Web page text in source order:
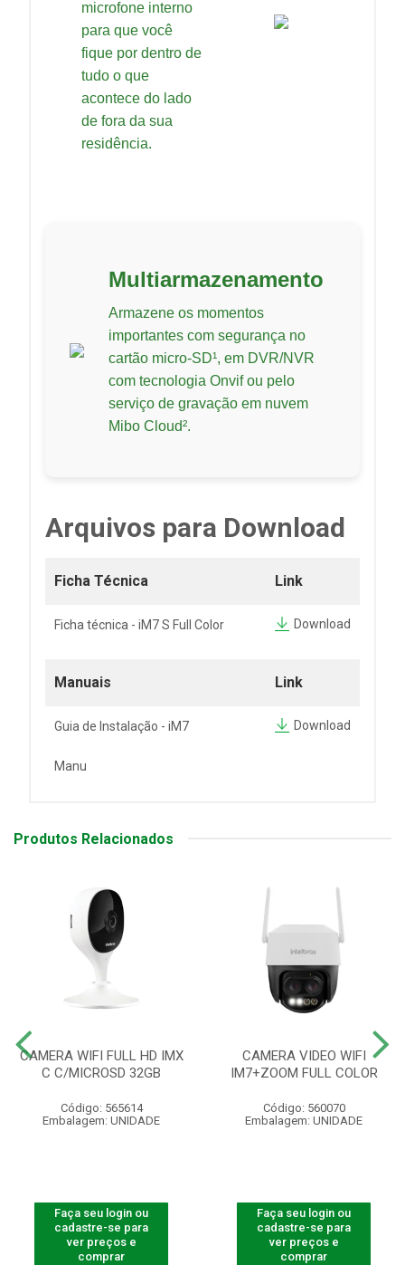
microfone interno
para que você
fique por dentro de
tudo o que
acontece do lado
de fora da sua
residência.
Multiarmazenamento
Armazene os momentos
importantes com segurança no
cartão micro-SD¹, em DVR/NVR
com tecnologia Onvif ou pelo
serviço de gravação em nuvem
Mibo Cloud².
Arquivos para Download
Ficha Técnica Link
Ficha técnica - iM7 S Full Color Download
Manuais Link
Guia de Instalação - iM7 Download
Manu
Produtos Relacionados
CAMERA WIFI FULL HD IMX
C C/MICROSD 32GB
Código: 565614
Embalagem: UNIDADE
Faça seu login ou
cadastre-se para
ver preços e
comprar
CAMERA VIDEO WIFI
IM7+ZOOM FULL COLOR
Código: 560070
Embalagem: UNIDADE
Faça seu login ou
cadastre-se para
ver preços e
comprar